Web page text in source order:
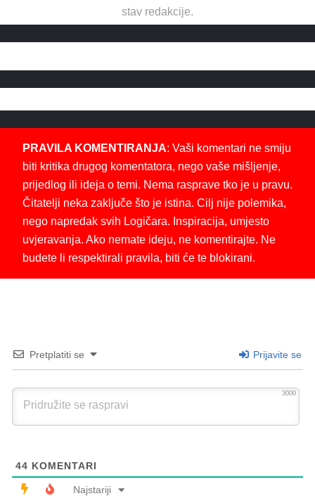
stav redakcije.
PRAVILA KOMENTIRANJA: Vaši komentari ne smiju
biti kritika drugog komentatora, nego vaše mišljenje,
prijedlog ili ideja o temi. Nema rasprave tko je u pravu.
Čitatelji neka zaključe što je istina. Cilj nije polemika,
nego napredak svih Logičara. Inspiracija, umjesto
uvjeravanja. Ako nemate ideju, ne komentirajte. Ne
budete li respektirali pravila, biti će te blokirani.
Pretplatiti se Prijavite se
3000
44 KOMENTARI
Najstariji